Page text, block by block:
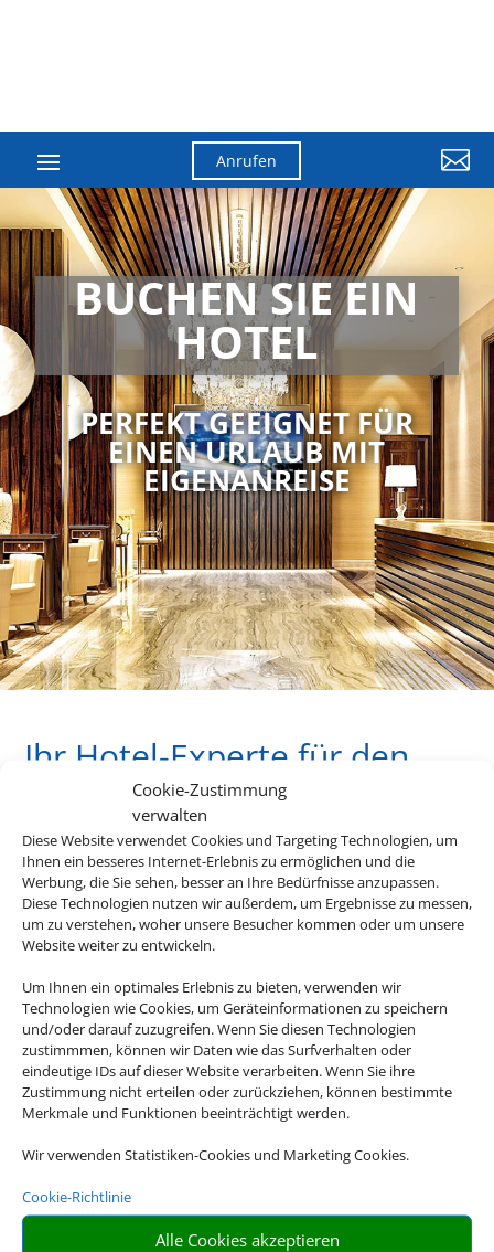
Cookie-Zustimmung
verwalten
Diese Website verwendet Cookies und Targeting Technologien, um
Ihnen ein besseres Internet-Erlebnis zu ermöglichen und die
Werbung, die Sie sehen, besser an Ihre Bedürfnisse anzupassen.
Diese Technologien nutzen wir außerdem, um Ergebnisse zu messen,
um zu verstehen, woher unsere Besucher kommen oder um unsere
Website weiter zu entwickeln.
Um Ihnen ein optimales Erlebnis zu bieten, verwenden wir
Technologien wie Cookies, um Geräteinformationen zu speichern
und/oder darauf zuzugreifen. Wenn Sie diesen Technologien
zustimmmen, können wir Daten wie das Surfverhalten oder
eindeutige IDs auf dieser Website verarbeiten. Wenn Sie ihre
Zustimmung nicht erteilen oder zurückziehen, können bestimmte
Merkmale und Funktionen beeinträchtigt werden.
Wir verwenden Statistiken-Cookies und Marketing Cookies.
Cookie-Richtlinie
Alle Cookies akzeptieren
Anrufen 
BUCHEN SIE EIN
HOTEL
PERFEKT GEEIGNET FÜR
EINEN URLAUB MIT
EIGENANREISE
Ihr Hotel-Experte für den
perfekten Urlaub mit
Bahnanreise
Bauen Sie sich Ihre Reise selbst zusammen und profitieren
Sie dabei von maximaler Flexibilität. Die besten
Hotelangebote für Ihren Urlaub finden Sie dabei bei uns.
Z
Riesige Auswahl
Z